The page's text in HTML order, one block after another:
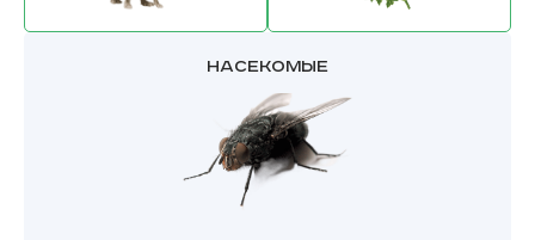
Насекомые